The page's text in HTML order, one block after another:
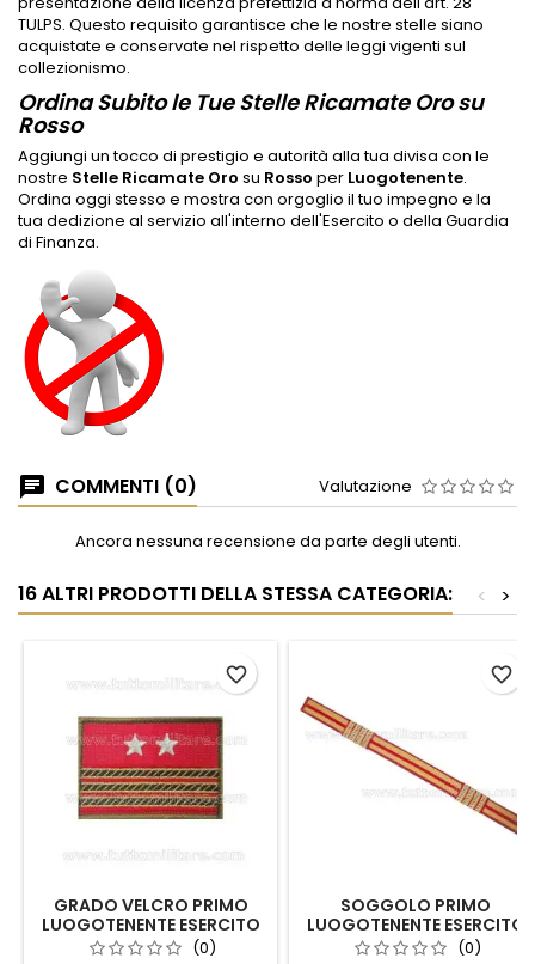
TULPS. Questo requisito garantisce che le nostre stelle siano
acquistate e conservate nel rispetto delle leggi vigenti sul
collezionismo.
Ordina Subito le Tue Stelle Ricamate Oro su
Rosso
Aggiungi un tocco di prestigio e autorità alla tua divisa con le
nostre Stelle Ricamate Oro su Rosso per Luogotenente.
Ordina oggi stesso e mostra con orgoglio il tuo impegno e la
tua dedizione al servizio all'interno dell'Esercito o della Guardia
di Finanza.
COMMENTI (0) Valutazione
Ancora nessuna recensione da parte degli utenti.
16 ALTRI PRODOTTI DELLA STESSA CATEGORIA: >
<
GRADO VELCRO PRIMO
LUOGOTENENTE ESERCITO
(0)
favorite_border
SOGGOLO PRIMO
LUOGOTENENTE ESERCITO
(0)
favorite_border